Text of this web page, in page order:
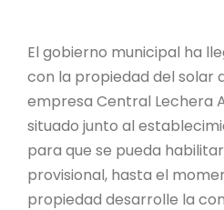
El gobierno municipal ha
con la propiedad del solar
empresa Central Lechera
situado junto al
para que se pueda
provisional, hasta el
propiedad desarrolle la